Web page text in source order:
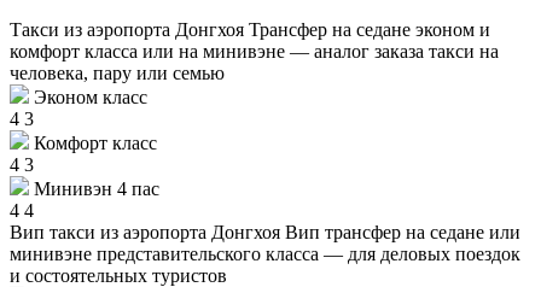
Такси из аэропорта Донгхоя Трансфер на седане эконом и
комфорт класса или на минивэне — аналог заказа такси на
человека, пару или семью
Эконом класс
4 3
Комфорт класс
4 3
Минивэн 4 пас
4 4
Вип такси из аэропорта Донгхоя Вип трансфер на седане или
минивэне представительского класса — для деловых поездок
и состоятельных туристов